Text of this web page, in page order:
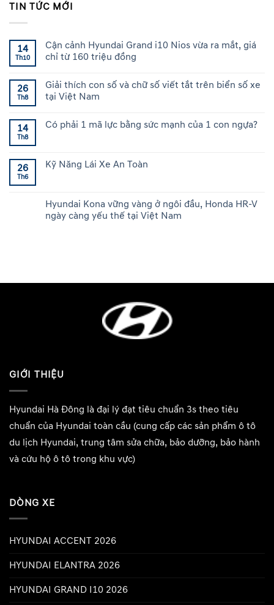
TIN TỨC MỚI
14
Th10
Cận cảnh Hyundai Grand i10 Nios vừa ra mắt, giá
chỉ từ 160 triệu đồng
26
Th8
Giải thích con số và chữ số viết tắt trên biển số xe
tại Việt Nam
14
Th8
Có phải 1 mã lực bằng sức mạnh của 1 con ngựa?
26
Th6
Kỹ Năng Lái Xe An Toàn
Hyundai Kona vững vàng ở ngôi đầu, Honda HR-V
ngày càng yếu thế tại Việt Nam
GIỚI THIỆU
Hyundai Hà Đông là đại lý đạt tiêu chuẩn 3s theo tiêu
chuẩn của Hyundai toàn cầu (cung cấp các sản phẩm ô tô
du lịch Hyundai, trung tâm sửa chữa, bảo dưỡng, bảo hành
và cứu hộ ô tô trong khu vực)
DÒNG XE
HYUNDAI ACCENT 2026
HYUNDAI ELANTRA 2026
HYUNDAI GRAND I10 2026